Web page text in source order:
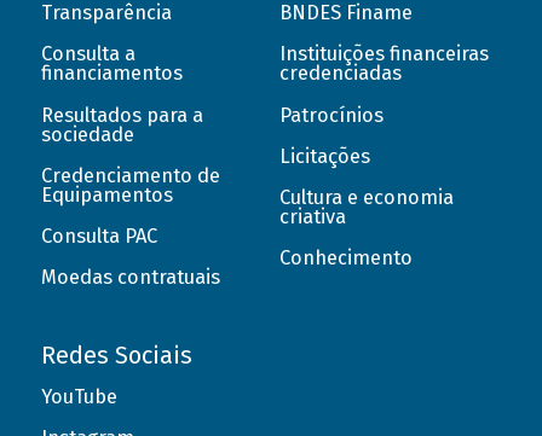
Transparência
Consulta a
financiamentos
Resultados para a
sociedade
Credenciamento de
Equipamentos
Consulta PAC
Moedas contratuais
BNDES Finame
Instituições financeiras
credenciadas
Patrocínios
Licitações
Cultura e economia
criativa
Conhecimento
Redes Sociais
YouTube